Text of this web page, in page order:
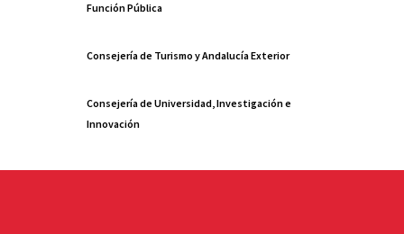
Función Pública
Consejería de Turismo y Andalucía Exterior
Consejería de Universidad, Investigación e
Innovación